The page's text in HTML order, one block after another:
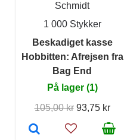
Schmidt
1 000 Stykker
Beskadiget kasse
Hobbitten: Afrejsen fra
Bag End
På lager (1)
105,00 kr 93,75 kr